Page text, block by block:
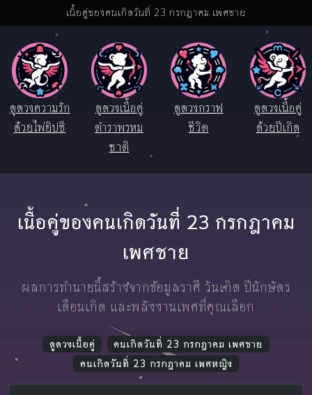
เนื้อคู่ของคนเกิดวันที่ 23 กรกฎาคม เพศชาย
ดูดวงความรัก
ด้วยไพ่ยิปซี
ดูดวงเนื้อคู่
ตำราพรหม
ชาติ
ดูดวงกราฟ
ชีวิต
ดูดวงเนื้อคู่
ด้วยปีเกิด
เนื้อคู่ของคนเกิดวันที่ 23 กรกฎาคม
เพศชาย
ผลการทำนายนี้สร้างจากข้อมูลราศี วันเกิด ปีนักษัตร
เดือนเกิด และพลังงานเพศที่คุณเลือก
ดูดวงเนื้อคู่
คนเกิดวันที่ 23 กรกฎาคม เพศชาย
คนเกิดวันที่ 23 กรกฎาคม เพศหญิง